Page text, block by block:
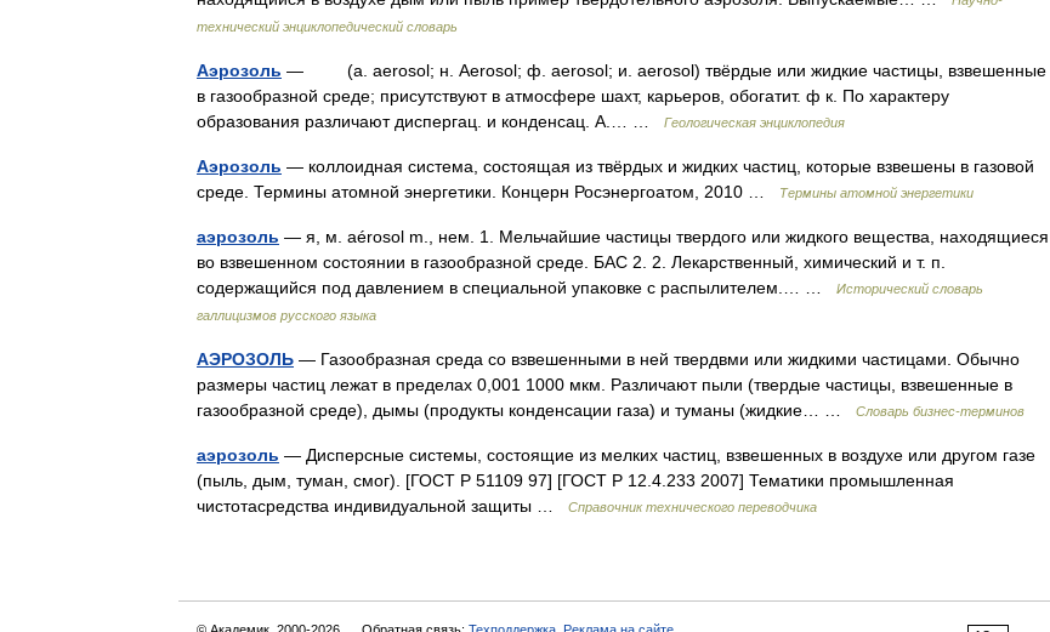
технический энциклопедический словарь
Аэрозоль — (a. aerosol; н. Aerosol; ф. aerosol; и. aerosol) твёрдые или жидкие частицы, взвешенные
в газообразной среде; присутствуют в атмосфере шахт, карьеров, обогатит. ф к. Пo характеру
образования различают диспергац. и конденсац. A.… …
Геологическая энциклопедия
Аэрозоль — коллоидная система, состоящая из твёрдых и жидких частиц, которые взвешены в газовой
среде. Термины атомной энергетики. Концерн Росэнергоатом, 2010 …
Термины атомной энергетики
аэрозоль — я, м. aérosol m., нем. 1. Мельчайшие частицы твердого или жидкого вещества, находящиеся
во взвешенном состоянии в газообразной среде. БАС 2. 2. Лекарственный, химический и т. п.
содержащийся под давлением в специальной упаковке с распылителем.… …
Исторический словарь
галлицизмов русского языка
АЭРОЗОЛЬ — Газообразная среда со взвешенными в ней твердвми или жидкими частицами. Обычно
размеры частиц лежат в пределах 0,001 1000 мкм. Различают пыли (твердые частицы, взвешенные в
газообразной среде), дымы (продукты конденсации газа) и туманы (жидкие… …
Словарь бизнес-терминов
аэрозоль — Дисперсные системы, состоящие из мелких частиц, взвешенных в воздухе или другом газе
(пыль, дым, туман, смог). [ГОСТ Р 51109 97] [ГОСТ Р 12.4.233 2007] Тематики промышленная
чистотасредства индивидуальной защиты …
Справочник технического переводчика